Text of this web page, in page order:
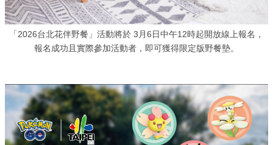
「2026台北花伴野餐」活動將於 3月6日中午12時起開放線上報名，
報名成功且實際參加活動者，即可獲得限定版野餐墊。